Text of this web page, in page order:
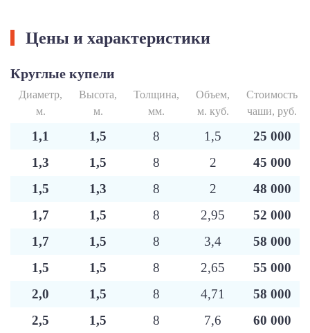
Цены и характеристики
Круглые купели
Диаметр,
м.
Высота,
м.
Толщина,
мм.
Объем,
м. куб.
Стоимость
чаши, руб.
1,1 1,5 8 1,5
25 000
1,3
1,5 8 2
45 000
1,5
1,3 8 2
48 000
1,7
1,5 8 2,95
52 000
1,7
1,5 8 3,4
58 000
1,5
1,5 8 2,65
55 000
2,0
1,5 8 4,71
58 000
2,5
1,5 8 7,6
60 000